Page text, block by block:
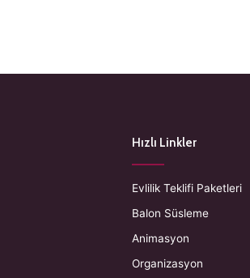
Hızlı Linkler
Evlilik Teklifi Paketleri
Balon Süsleme
Animasyon
Organizasyon